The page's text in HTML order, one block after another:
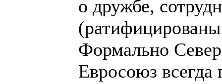
о дружбе,
Формально
Евросоюз